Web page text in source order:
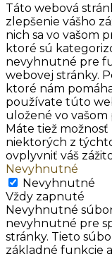
Táto webová
zlepšenie vášho
nich sa vo vašom
ktoré sú
nevyhnutné pre
webovej stránky.
ktoré nám
používate túto
uložené vo vašom
Máte tiež
niektorých z
ovplyvniť váš
Nevyhnutné
Nevyhnutné
Vždy zapnuté
Nevyhnutné
nevyhnutné pre
stránky. Tieto
základné funkcie